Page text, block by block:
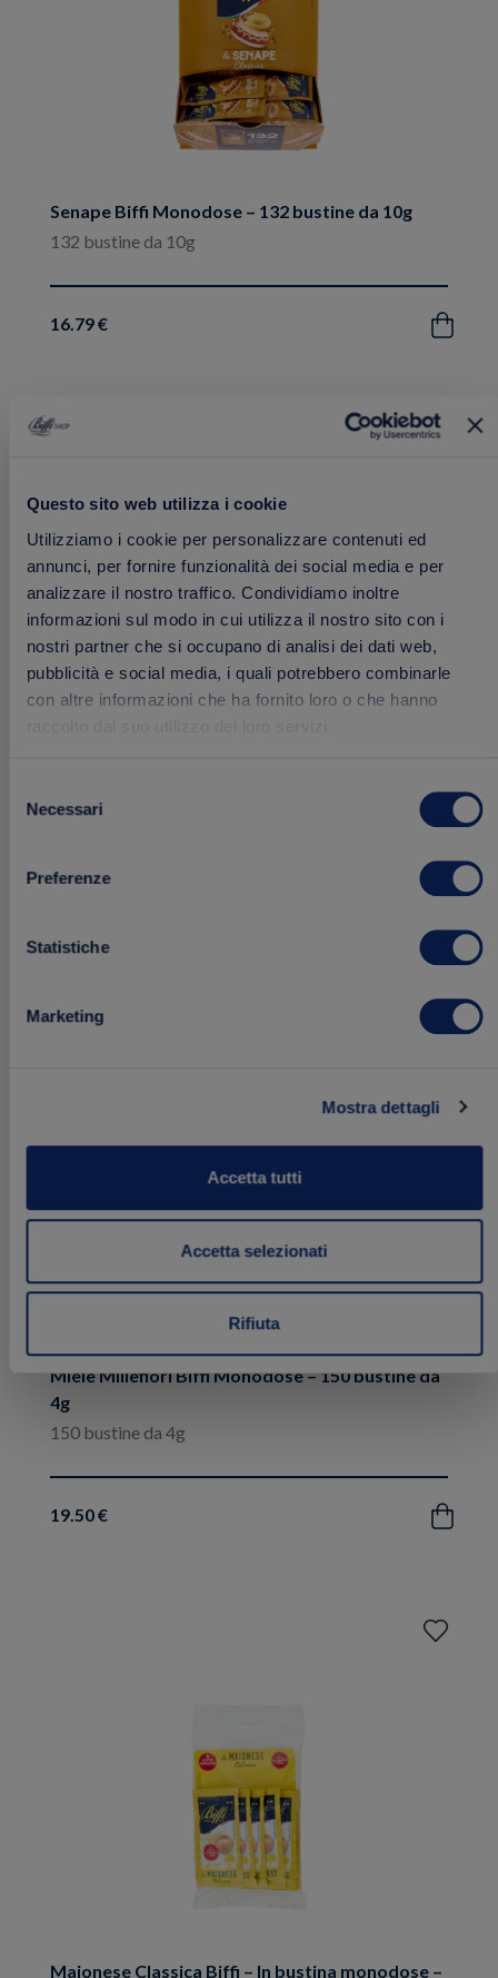
Questo sito web utilizza i cookie
Utilizziamo i cookie per personalizzare contenuti ed
annunci, per fornire funzionalità dei social media e per
analizzare il nostro traffico. Condividiamo inoltre
informazioni sul modo in cui utilizza il nostro sito con i
nostri partner che si occupano di analisi dei dati web,
pubblicità e social media, i quali potrebbero combinarle
con altre informazioni che ha fornito loro o che hanno
delNecessari
Preferenze
Statistiche
Marketing
Mostra dettagli
Accetta tutti
Accetta selezionati
Rifiuta
Senape Biffi Monodose – 132 bustine da 10g
132 bustine da 10g
16.79 € Acquista
bustine da 5ml
Aggiungi
Miele Millefiori Biffi Monodose – 150 bustine da
4g
150 bustine da 4g
19.50 € Acquista
Aggiungi
Maionese Classica Biffi – In bustina monodose –
Aggiungi